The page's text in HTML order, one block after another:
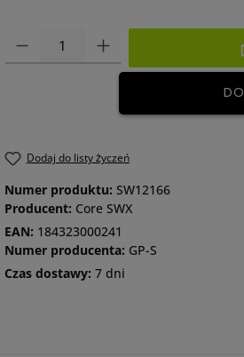
Ilość produktu: Wprowadź żądaną
Dodaj do listy życzeń
Numer produktu: SW12166
Producent: Core SWX
EAN: 184323000241
Numer producenta: GP-S
Czas dostawy: 7 dni